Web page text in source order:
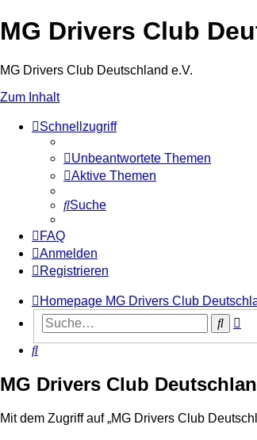
MG Drivers Club
MG Drivers Club Deutschland e.V.
Zum Inhalt
Schnellzugriff
Unbeantwortete Themen
Aktive Themen
Suche
FAQ
Anmelden
Registrieren
Homepage MG Drivers Club
Suche
Suche
MG Drivers Club
Mit dem Zugriff auf „MG Drivers Club